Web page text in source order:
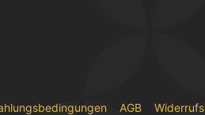
AGB